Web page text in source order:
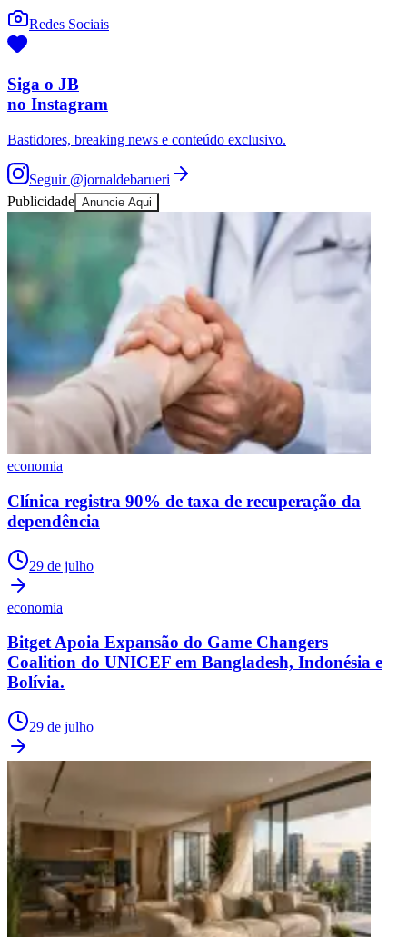
Redes Sociais
Siga o JB
no Instagram
Bastidores, breaking news e conteúdo exclusivo.
Seguir @jornaldebarueri
Publicidade Anuncie Aqui
economia
Clínica registra 90% de taxa de recuperação da
dependência
29 de julho
economia
Bitget Apoia Expansão do Game Changers
Coalition do UNICEF em Bangladesh, Indonésia e
Bolívia.
29 de julho